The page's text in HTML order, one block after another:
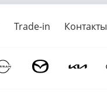
Trade-in Контакты